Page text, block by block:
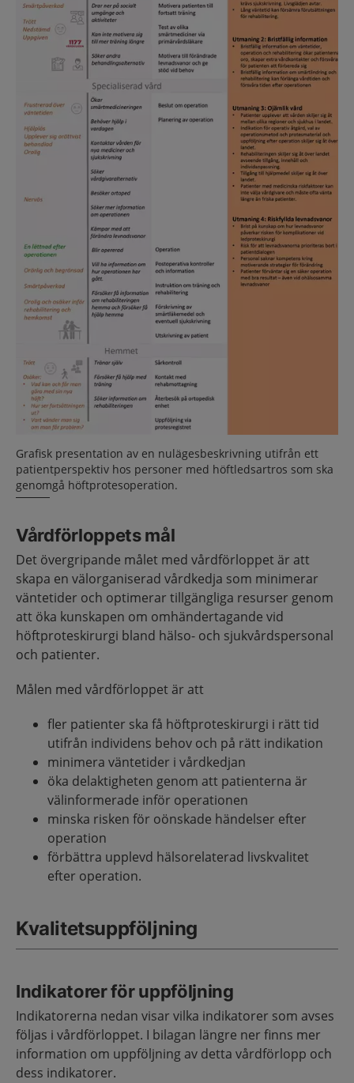
Grafisk presentation av en nulägesbeskrivning utifrån ett
patientperspektiv hos personer med höftledsartros som ska
genomgå höftprotesoperation.
Vårdförloppets mål
Det övergripande målet med vårdförloppet är att
skapa en välorganiserad vårdkedja som minimerar
väntetider och optimerar tillgängliga resurser genom
att öka kunskapen om omhändertagande vid
höftproteskirurgi bland hälso- och sjukvårdspersonal
och patienter.
Målen med vårdförloppet är att
fler patienter ska få höftproteskirurgi i rätt tid
utifrån individens behov och på rätt indikation
minimera väntetider i vårdkedjan
öka delaktigheten genom att patienterna är
välinformerade inför operationen
minska risken för oönskade händelser efter
operation
förbättra upplevd hälsorelaterad livskvalitet
efter operation.
Kvalitetsuppföljning
Indikatorer för uppföljning
Indikatorerna nedan visar vilka indikatorer som avses
följas i vårdförloppet. I bilagan längre ner finns mer
information om uppföljning av detta vårdförlopp och
dess indikatorer.